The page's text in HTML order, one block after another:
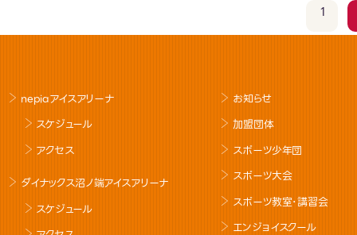
1
nepiaアイスアリーナ
スケジュール
アクセス
ダイナックス沼ノ端アイスアリーナ
スケジュール
お知らせ
加盟団体
スポーツ少年団
スポーツ大会
スポーツ教室･講習会
エンジョイスクール